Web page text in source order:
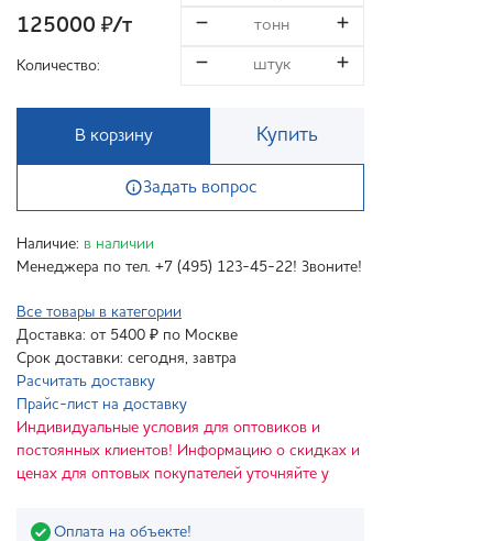
125000 ₽/т
Количество:
В корзину Купить
Задать вопрос
Наличие: в наличии
Менеджера по тел. +7 (495) 123-45-22! Звоните!
Все товары в категории
Доставка: от 5400 ₽ по Москве
Срок доставки: сегодня, завтра
Расчитать доставку
Прайс-лист на доставку
Индивидуальные условия для оптовиков и
постоянных клиентов! Информацию о скидках и
ценах для оптовых покупателей уточняйте у
Оплата на объекте!